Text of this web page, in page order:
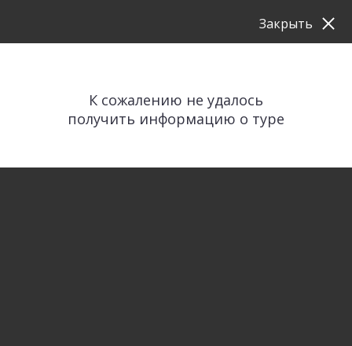
К сожалению не удалось
получить информацию о туре
Закрыть